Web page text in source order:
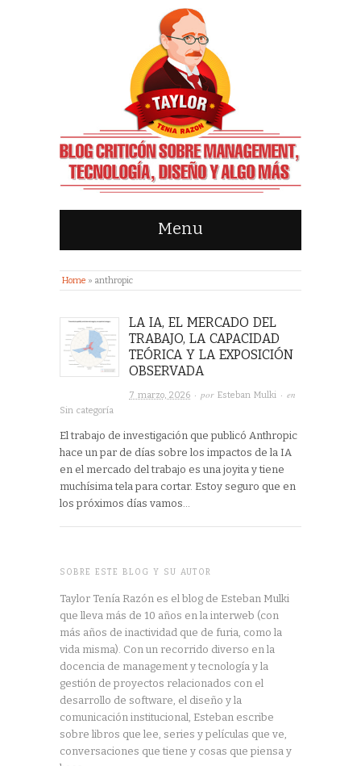
Menu
Home » anthropic
LA IA, EL MERCADO DEL
TRABAJO, LA CAPACIDAD
TEÓRICA Y LA EXPOSICIÓN
OBSERVADA
7 marzo, 2026 · porEsteban Mulki · en
Sin categoría
El trabajo de investigación que publicó Anthropic
hace un par de días sobre los impactos de la IA
en el mercado del trabajo es una joyita y tiene
muchísima tela para cortar. Estoy seguro que en
los próximos días vamos…
SOBRE ESTE BLOG Y SU AUTOR
Taylor Tenía Razón es el blog de Esteban Mulki
que lleva más de 10 años en la interweb (con
más años de inactividad que de furia, como la
vida misma). Con un recorrido diverso en la
docencia de management y tecnología y la
gestión de proyectos relacionados con el
desarrollo de software, el diseño y la
comunicación institucional, Esteban escribe
sobre libros que lee, series y películas que ve,
conversaciones que tiene y cosas que piensa y